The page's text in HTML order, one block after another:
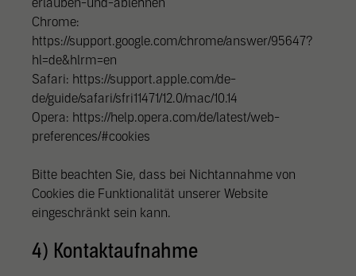
Chrome:
https://support.google.com/chrome/answer/95647?
hl=de&hlrm=en
Safari: https://support.apple.com/de-
de/guide/safari/sfri11471/12.0/mac/10.14
Opera: https://help.opera.com/de/latest/web-
preferences/#cookies
Bitte beachten Sie, dass bei Nichtannahme von
Cookies die Funktionalität unserer Website
eingeschränkt sein kann.
4) Kontaktaufnahme